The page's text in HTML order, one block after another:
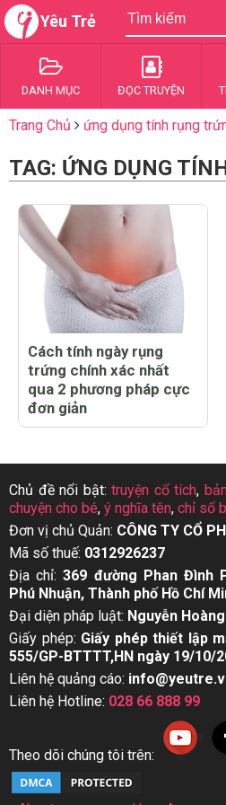
Yêu Trẻ
DANH MỤC ĐỌC TRUYỆN
Trang Chủ ứng dụng tính rụng
TAG: ỨNG DỤNG
Cách tính ngày rụng
trứng chính xác nhất
qua 2 phương pháp cực
đơn giản
Chủ đề nổi bật:truyện cổ tích,
chuyện cho bé, ý nghĩa tên, chỉ số
Đơn vị chủ Quản: CÔNG TY CỔ
Mã số thuế: 0312926237
Địa chỉ:369 đường Phan Đình
Phú Nhuận, Thành phố Hồ Chí
Đại diện pháp luật: Nguyễn
Giấy phép: Giấy phép thiết lập
555/GP-BTTTT,HN ngày 19/10/
Liên hệ quảng cáo:
Liên hệ Hotline: 028 66 888 99
Theo dõi chúng tôi trên: